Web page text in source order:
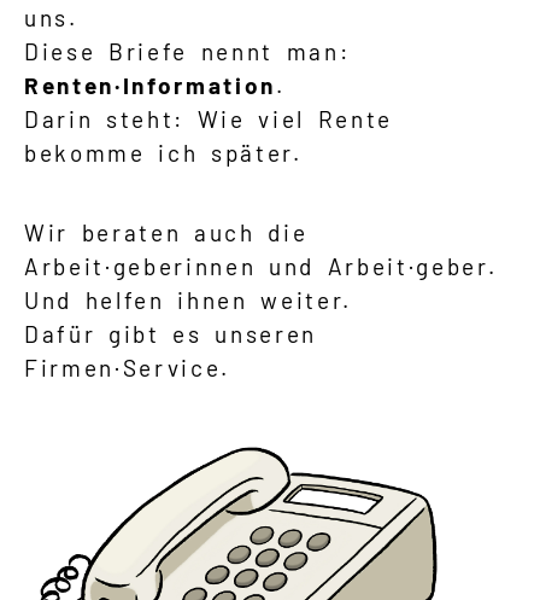
uns.
Diese Briefe nennt man:
Renten·Information.
Darin steht: Wie viel Rente
bekomme ich später.
Wir beraten auch die
Arbeit·geberinnen und Arbeit·geber.
Und helfen ihnen weiter.
Dafür gibt es unseren
Firmen·Service.